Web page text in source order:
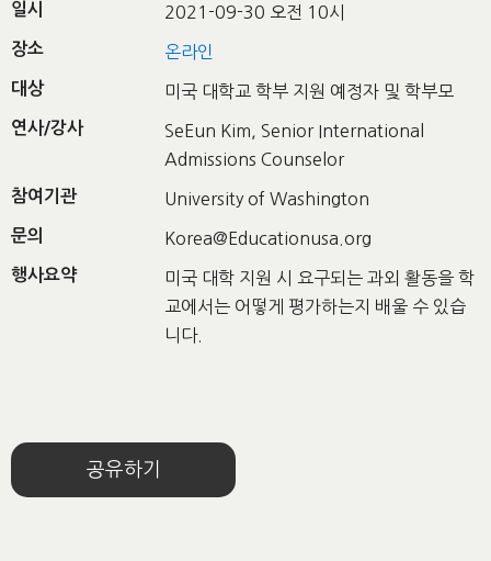
일시 2021-09-30 오전 10시
장소 온라인
대상 미국 대학교 학부 지원 예정자 및 학부모
연사/강사
SeEun Kim, Senior International
Admissions Counselor
참여기관 University of Washington
문의 Korea@Educationusa.org
행사요약
미국 대학 지원 시 요구되는 과외 활동을 학
교에서는 어떻게 평가하는지 배울 수 있습
니다.
공유하기